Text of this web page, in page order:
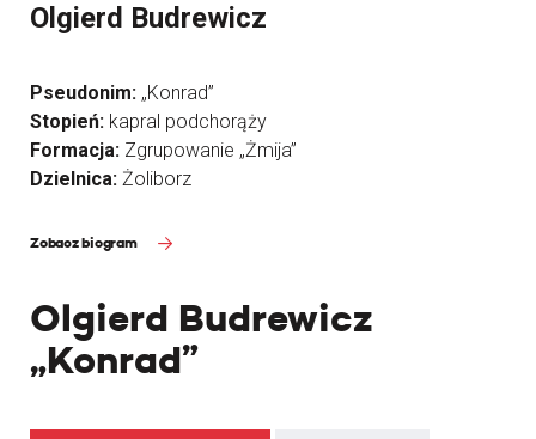
Olgierd Budrewicz
„Konrad”
Olgierd Budrewicz
Pseudonim: „Konrad”
Stopień: kapral podchorąży
Formacja: Zgrupowanie „Żmija”
Dzielnica: Żoliborz
Zobacz biogram